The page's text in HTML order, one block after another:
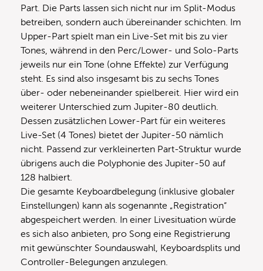
Part. Die Parts lassen sich nicht nur im Split-Modus
betreiben, sondern auch übereinander schichten. Im
Upper-Part spielt man ein Live-Set mit bis zu vier
Tones, während in den Perc/Lower- und Solo-Parts
jeweils nur ein Tone (ohne Effekte) zur Verfügung
steht. Es sind also insgesamt bis zu sechs Tones
über- oder nebeneinander spielbereit. Hier wird ein
weiterer Unterschied zum Jupiter-80 deutlich.
Dessen zusätzlichen Lower-Part für ein weiteres
Live-Set (4 Tones) bietet der Jupiter-50 nämlich
nicht. Passend zur verkleinerten Part-Struktur wurde
übrigens auch die Polyphonie des Jupiter-50 auf
128 halbiert.
Die gesamte Keyboardbelegung (inklusive globaler
Einstellungen) kann als sogenannte „Registration“
abgespeichert werden. In einer Livesituation würde
es sich also anbieten, pro Song eine Registrierung
mit gewünschter Soundauswahl, Keyboardsplits und
Controller-Belegungen anzulegen.